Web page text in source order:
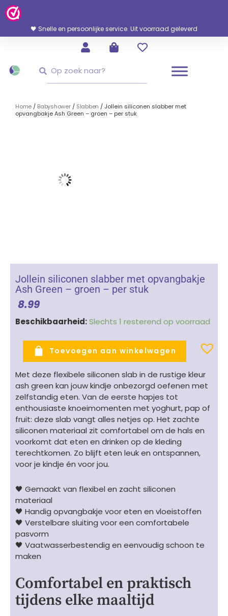
Ga
Naar
Inhoud
🖤 Snelle en persoonlijke service. Uit voorraad geleverd
Home / Babyshower/ Slabben / Jollein siliconen slabber met
opvangbakje Ash Green – groen – per stuk
Jollein siliconen slabber met opvangbakje
Ash Green – groen – per stuk
8.99
Beschikbaarheid:Slechts 1 resterend op voorraad
Jollein
slabber
Ash
Green
-
groen
-
per
stuk
aantal
Toevoegen aan winkelwagen
Met deze flexibele siliconen slab in de rustige kleur
ash green kan jouw kindje onbezorgd oefenen met
zelfstandig eten. Van de eerste hapjes tot
enthousiaste knoeimomenten met yoghurt, pap of
fruit: deze slab vangt alles netjes op. Het zachte
siliconen materiaal zit comfortabel om de hals en
voorkomt dat eten en drinken op de kleding
terechtkomen. Zo blijft eten leuk en ontspannen,
voor je kindje én voor jou.
🖤 Gemaakt van flexibel en zacht siliconen
materiaal
🖤 Handig opvangbakje voor eten en vloeistoffen
🖤 Verstelbare sluiting voor een comfortabele
pasvorm
🖤 Vaatwasserbestendig en eenvoudig schoon te
maken
Comfortabel en praktisch
tijdens elke maaltijd